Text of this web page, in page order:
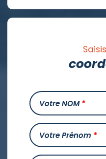
Votre NOM*
Votre Prénom *